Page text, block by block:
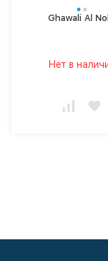
Ghawali Al
Нет в